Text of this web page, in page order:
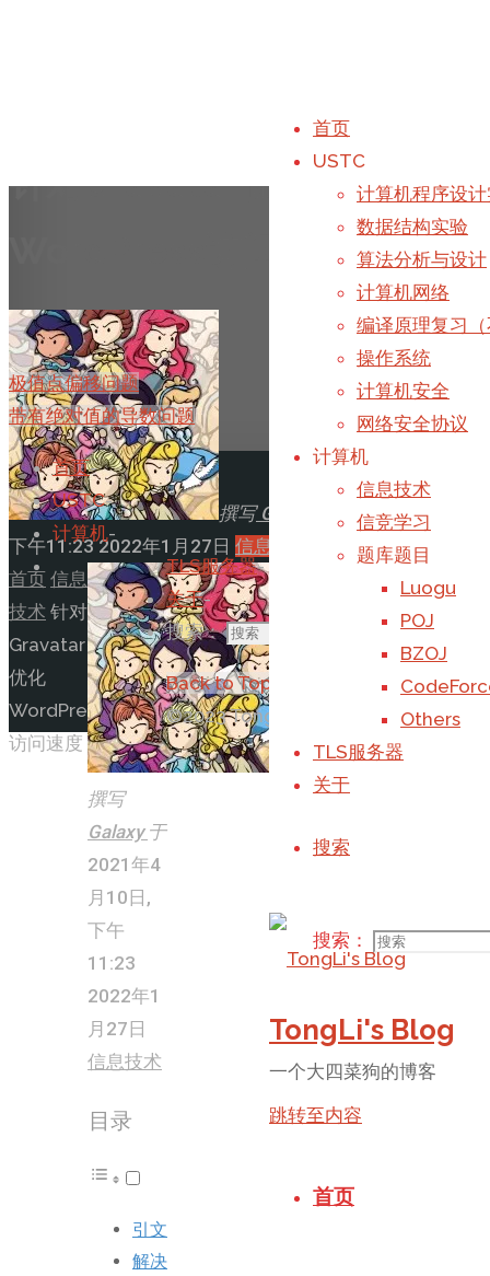
首页
USTC
计算机程序设
数据结构实验
算法分析与设计
计算机网络
编译原理复习
操作系统
计算机安全
网络安全协议
计算机
信息技术
信竞学习
题库题目
Luogu
POJ
BZOJ
Others
TLS服务器
关于
搜索
搜索：
TongLi's Blog
一个大四菜狗的博客
跳转至内容
首页
针对Gravatar优化
WordPress访问速度
撰写 Galaxy
2021年4月10日,
下午11:232022年1月27日 信息技术
首页 信息
技术 针对
Gravatar
优化
WordPress
访问速度
极值点偏移问题
带有绝对值的导数问题
撰写
Galaxy 于
2021年4
月10日,
下午
11:23
2022年1
月27日
信息技术
目录
引文
解决
首页-
USTC-
计算机-
TLS服务器-
关于-
搜索：
Back to Top
©2023 TongLi_Galaxy's Blog